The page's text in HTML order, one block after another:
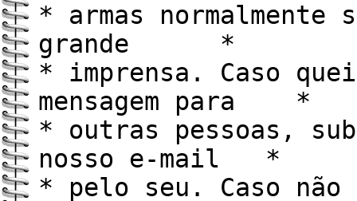
* armas normalmente
grande *
* imprensa. Caso
mensagem para *
* outras pessoas,
nosso e-mail *
* pelo seu. Caso